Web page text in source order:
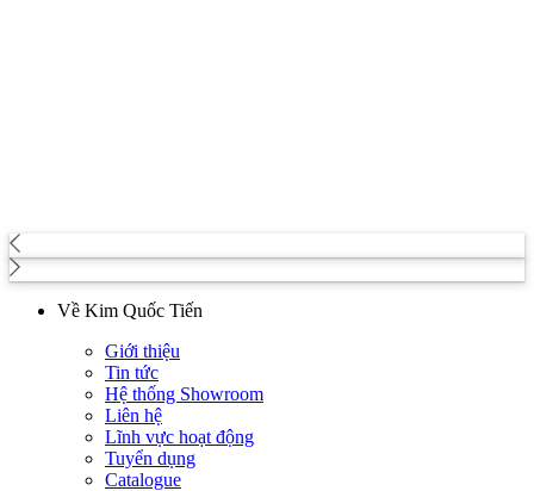
Về Kim Quốc Tiến
Giới thiệu
Tin tức
Hệ thống Showroom
Liên hệ
Lĩnh vực hoạt động
Tuyển dụng
Catalogue